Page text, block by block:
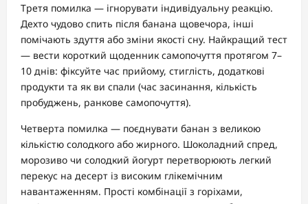
Третя помилка — ігнорувати індивідуальну реакцію.
Дехто чудово спить після банана щовечора, інші
помічають здуття або зміни якості сну. Найкращий тест
— вести короткий щоденник самопочуття протягом 7–
10 днів: фіксуйте час прийому, стиглість, додаткові
продукти та як ви спали (час засинання, кількість
пробуджень, ранкове самопочуття).
Четверта помилка — поєднувати банан з великою
кількістю солодкого або жирного. Шоколадний спред,
морозиво чи солодкий йогурт перетворюють легкий
перекус на десерт із високим глікемічним
навантаженням. Прості комбінації з горіхами,